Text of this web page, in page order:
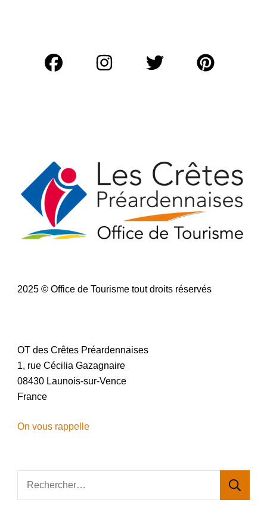
2025 © Office de Tourisme tout droits réservés
OT des Crêtes Préardennaises
1, rue Cécilia Gazagnaire
08430 Launois-sur-Vence
France
On vous rappelle